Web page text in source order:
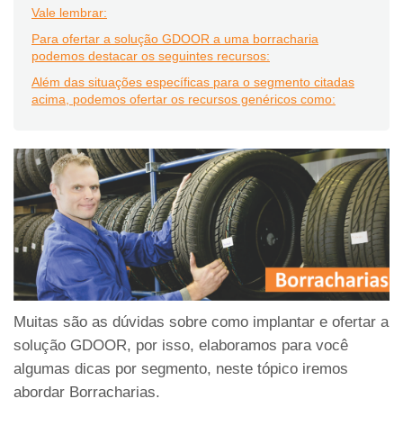
Vale lembrar:
Para ofertar a solução GDOOR a uma borracharia
podemos destacar os seguintes recursos:
Além das situações específicas para o segmento citadas
acima, podemos ofertar os recursos genéricos como:
Muitas são as dúvidas sobre como implantar e ofertar a
solução GDOOR, por isso, elaboramos para você
algumas dicas por segmento, neste tópico iremos
abordar Borracharias.